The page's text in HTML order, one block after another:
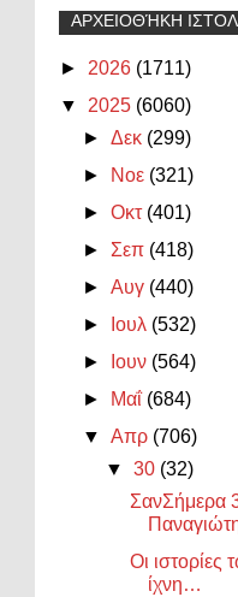
ΑΡΧΕΙΟΘΉΚΗ
► 2026 (1711)
▼ 2025 (6060)
►Δεκ (299)
►
Νοε (321)
►Οκτ (401)
► Σεπ (418)
►Αυγ (440)
►
Ιουλ (532)
►
Ιουν (564)
►
Μαΐ (684)
▼Απρ (706)
▼30 (32)
ΣανΣήμερα
Οι
ίχνη…